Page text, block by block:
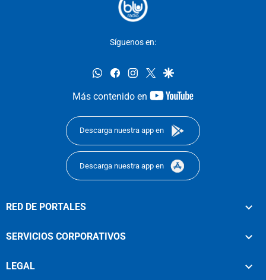
Síguenos en:
whatsappfacebookinstagram
twittergoogle
Más contenido en
youtube-
Descarga nuestra app en
Descarga nuestra app en
RED DE PORTALES
SERVICIOS CORPORATIVOS
LEGAL